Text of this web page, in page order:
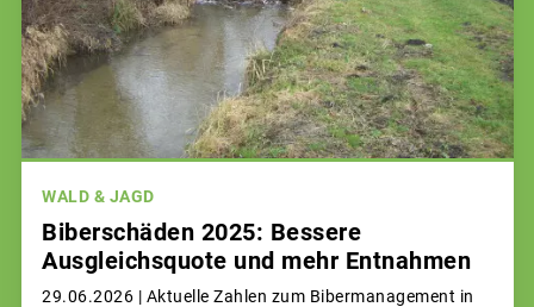
WALD & JAGD
Biberschäden 2025: Bessere
Ausgleichsquote und mehr Entnahmen
29.06.2026 | Aktuelle Zahlen zum Bibermanagement in